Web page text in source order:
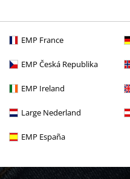
EMP France
EMP Česká Republika
EMP Ireland
Large Nederland
EMP España